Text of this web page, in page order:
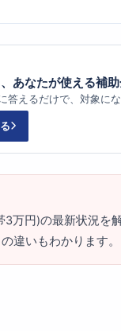
あなたが使える補
答えるだけで、対象に
万円)の最新状況を
違いもわかります。